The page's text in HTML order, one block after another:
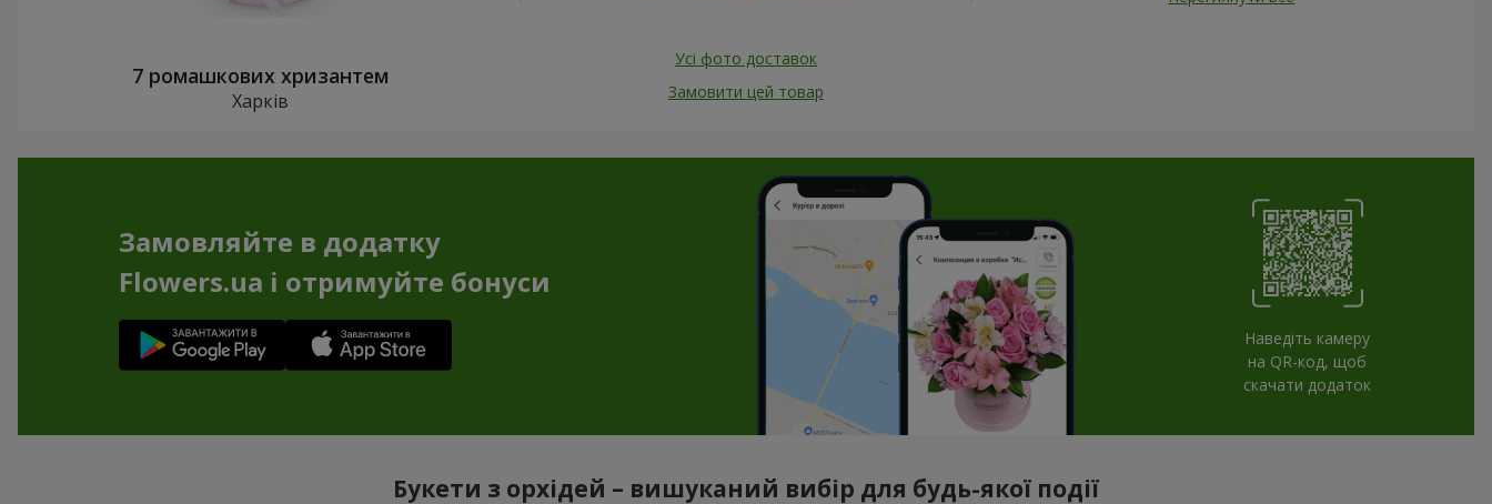
7 ромашкових хризантем
Харків
Усі фото доставок
Замовити цей товар
Замовляйте в додатку
Flowers.ua і отримуйте бонуси
Наведіть камеру
на QR-код, щоб
скачати додаток
Букети з орхідей – вишуканий вибір для будь-якої події